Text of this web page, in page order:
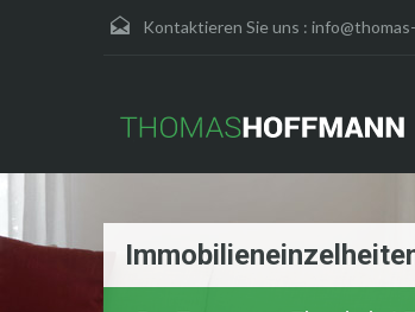
Kontaktieren Sie uns :